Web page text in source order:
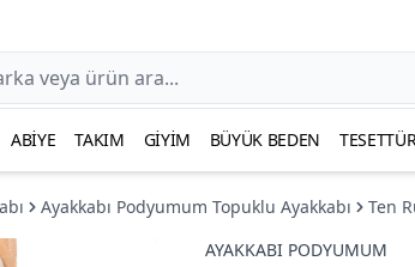
ABIYE TAKIM GIYIM BÜYÜK BEDEN
Ayakkabı Podyumum Topuklu Ayakkabı
Ten
AYAKKABI PODYUMUM